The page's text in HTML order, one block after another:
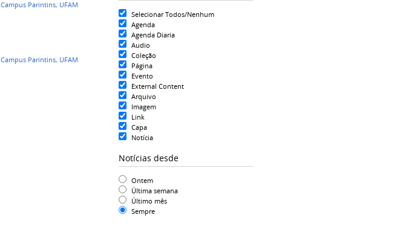
Selecionar Todos/Nenhum
Agenda
Agenda Diaria
Audio
Coleção
Página
Evento
External Content
Arquivo
Imagem
Link
Capa
Notícia
Notícias desde
Ontem
Última semana
Último mês
Sempre
Campus Parintins, UFAM
Campus Parintins, UFAM